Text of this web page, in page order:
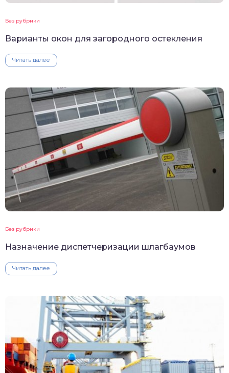
Без рубрики
Варианты окон для загородного остекления
Читать далее
Без рубрики
Назначение диспетчеризации шлагбаумов
Читать далее